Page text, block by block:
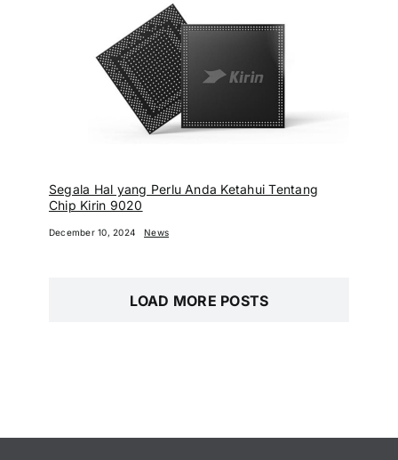
Segala Hal yang Perlu Anda Ketahui Tentang
Chip Kirin 9020
December 10, 2024 News
LOAD MORE POSTS